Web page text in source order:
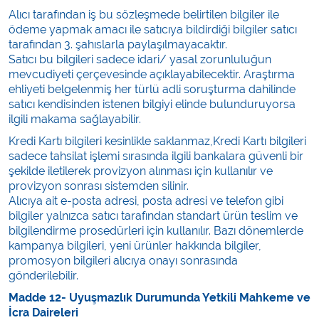
Alıcı tarafından iş bu sözleşmede belirtilen bilgiler ile
ödeme yapmak amacı ile satıcıya bildirdiği bilgiler satıcı
tarafından 3. şahıslarla paylaşılmayacaktır.
Satıcı bu bilgileri sadece idari/ yasal zorunluluğun
mevcudiyeti çerçevesinde açıklayabilecektir. Araştırma
ehliyeti belgelenmiş her türlü adli soruşturma dahilinde
satıcı kendisinden istenen bilgiyi elinde bulunduruyorsa
ilgili makama sağlayabilir.
Kredi Kartı bilgileri kesinlikle saklanmaz,Kredi Kartı bilgileri
sadece tahsilat işlemi sırasında ilgili bankalara güvenli bir
şekilde iletilerek provizyon alınması için kullanılır ve
provizyon sonrası sistemden silinir.
Alıcıya ait e-posta adresi, posta adresi ve telefon gibi
bilgiler yalnızca satıcı tarafından standart ürün teslim ve
bilgilendirme prosedürleri için kullanılır. Bazı dönemlerde
kampanya bilgileri, yeni ürünler hakkında bilgiler,
promosyon bilgileri alıcıya onayı sonrasında
gönderilebilir.
Madde 12- Uyuşmazlık Durumunda Yetkili Mahkeme ve
İcra Daireleri